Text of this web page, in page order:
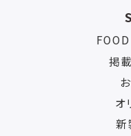
掲
オ
新